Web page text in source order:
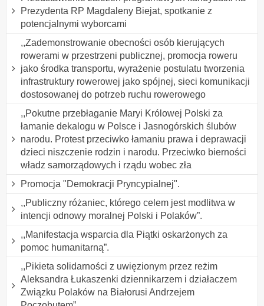
Prezydenta RP Magdaleny Biejat, spotkanie z
potencjalnymi wyborcami
,,Zademonstrowanie obecności osób kierujących
rowerami w przestrzeni publicznej, promocja roweru
jako środka transportu, wyrażenie postulatu tworzenia
infrastruktury rowerowej jako spójnej, sieci komunikacji
dostosowanej do potrzeb ruchu rowerowego
,,Pokutne przebłaganie Maryi Królowej Polski za
łamanie dekalogu w Polsce i Jasnogórskich ślubów
narodu. Protest przeciwko łamaniu prawa i deprawacji
dzieci niszczenie rodzin i narodu. Przeciwko bierności
władz samorządowych i rządu wobec zła
Promocja "Demokracji Pryncypialnej".
,,Publiczny różaniec, którego celem jest modlitwa w
intencji odnowy moralnej Polski i Polaków”.
,,Manifestacja wsparcia dla Piątki oskarżonych za
pomoc humanitarną”.
,,Pikieta solidarności z uwięzionym przez reżim
Aleksandra Łukaszenki dziennikarzem i działaczem
Związku Polaków na Białorusi Andrzejem